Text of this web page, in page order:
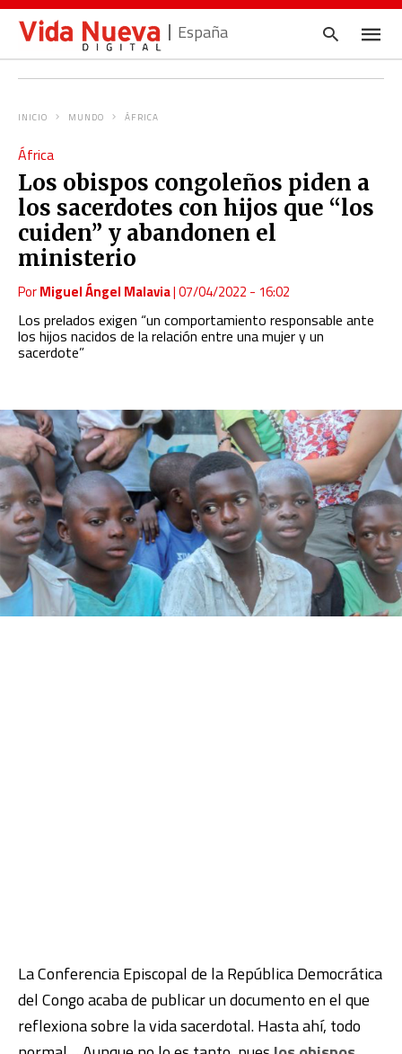
España
y
pulsa
en
INICIO MUNDO ÁFRICA
África
Los obispos congoleños piden a
los sacerdotes con hijos que “los
cuiden” y abandonen el
ministerio
PorMiguel Ángel Malavia|07/04/2022 - 16:02
Los prelados exigen “un comportamiento responsable ante
los hijos nacidos de la relación entre una mujer y un
sacerdote”
La Conferencia Episcopal de la República Democrática
del Congo acaba de publicar un documento en el que
reflexiona sobre la vida sacerdotal. Hasta ahí, todo